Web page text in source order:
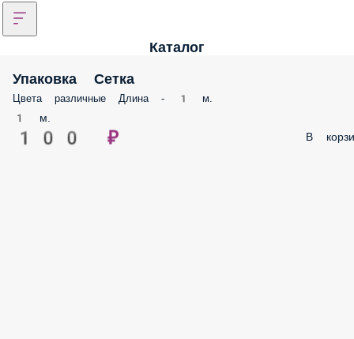
Каталог
Упаковка Сетка
Цвета различные Длина - 1 м.
1 м.
100 ₽ В